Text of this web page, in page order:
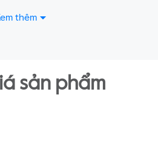
thêm
sản phẩm